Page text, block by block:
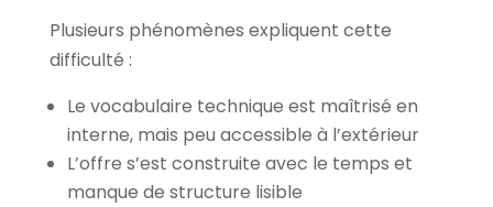
Plusieurs phénomènes expliquent cette
difficulté :
Le vocabulaire technique est maîtrisé en
interne, mais peu accessible à l’extérieur
L’offre s’est construite avec le temps et
manque de structure lisible